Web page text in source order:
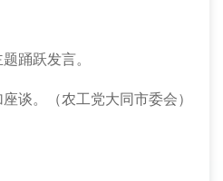
踊跃发言。
谈。（农工党大同市委会）